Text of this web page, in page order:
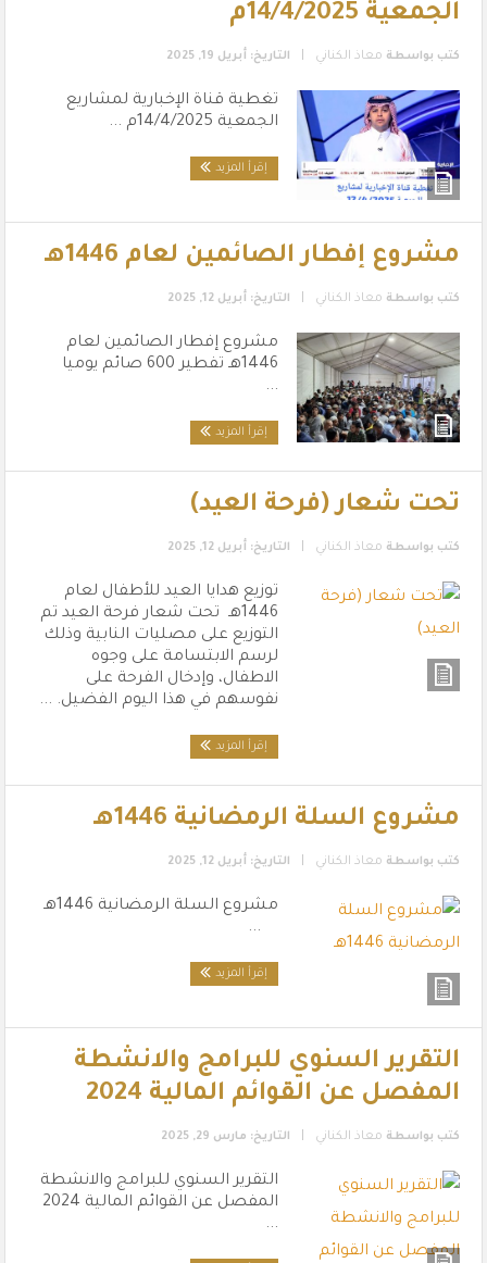
الجمعية 14/4/2025م
كتب بواسطة معاذ الكناني التاريخ: أبريل 19, 2025
تغطية قناة الإخبارية لمشاريع
الجمعية 14/4/2025م ...
إقرأ المزيد
مشروع إفطار الصائمين لعام 1446هـ
كتب بواسطة معاذ الكناني التاريخ: أبريل 12, 2025
مشروع إفطار الصائمين لعام
1446هـ تفطير 600 صائم يوميا
...
إقرأ المزيد
تحت شعار (فرحة العيد)
كتب بواسطة معاذ الكناني التاريخ: أبريل 12, 2025
توزيع هدايا العيد للأطفال لعام
1446هـ تحت شعار فرحة العيد تم
التوزيع على مصليات النابية وذلك
لرسم الابتسامة على وجوه
الاطفال، وإدخال الفرحة على
نفوسهم في هذا اليوم الفضيل. ...
إقرأ المزيد
مشروع السلة الرمضانية 1446هـ
كتب بواسطة معاذ الكناني التاريخ: أبريل 12, 2025
مشروع السلة الرمضانية 1446هـ
...
إقرأ المزيد
التقرير السنوي للبرامج والانشطة
المفصل عن القوائم المالية 2024
كتب بواسطة معاذ الكناني التاريخ: مارس 29, 2025
التقرير السنوي للبرامج والانشطة
المفصل عن القوائم المالية 2024
...